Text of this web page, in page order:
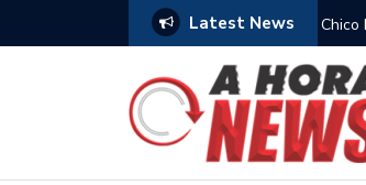
Latest News
escolares e sanciona jornada de 30 horas
Chico